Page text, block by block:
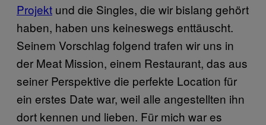
Projekt und die Singles, die wir bislang gehört
haben, haben uns keineswegs enttäuscht.
Seinem Vorschlag folgend trafen wir uns in
der Meat Mission, einem Restaurant, das aus
seiner Perspektive die perfekte Location für
ein erstes Date war, weil alle angestellten ihn
dort kennen und lieben. Für mich war es